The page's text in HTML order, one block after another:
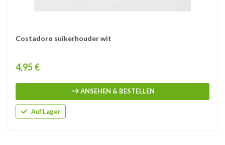
Costadoro suikerhouder wit
Price
4,95 €
ANSEHEN & BESTELLEN
Auf Lager